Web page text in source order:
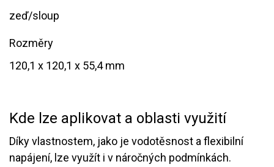
zeď/sloup
Rozměry
​​120,1 x 120,1 x 55,4 mm
Kde lze aplikovat a oblasti využití
​Díky vlastnostem, jako je vodotěsnost a flexibilní
napájení, lze využít i v náročných podmínkách.